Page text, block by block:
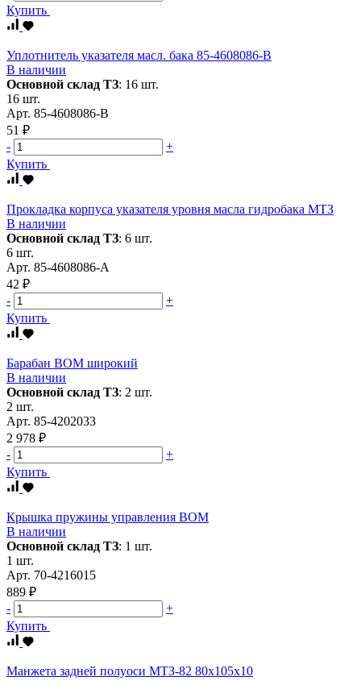
Купить
Уплотнитель указателя масл. бака 85-4608086-В
В наличии
Основной склад ТЗ: 16 шт.
16 шт.
Арт. 85-4608086-В
51 ₽
-
+
Купить
Прокладка корпуса указателя уровня масла гидробака МТЗ
В наличии
Основной склад ТЗ: 6 шт.
6 шт.
Арт. 85-4608086-А
42 ₽
-
+
Купить
Барабан ВОМ широкий
В наличии
Основной склад ТЗ: 2 шт.
2 шт.
Арт. 85-4202033
2 978 ₽
-
+
Купить
Крышка пружины управления ВОМ
В наличии
Основной склад ТЗ: 1 шт.
1 шт.
Арт. 70-4216015
889 ₽
-
+
Купить
Манжета задней полуоси МТЗ-82 80х105х10